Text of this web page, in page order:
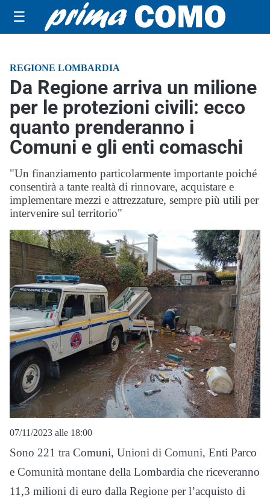
☰
REGIONE LOMBARDIA
Da Regione arriva un milione
per le protezioni civili: ecco
quanto prenderanno i
Comuni e gli enti comaschi
"Un finanziamento particolarmente importante poiché
consentirà a tante realtà di rinnovare, acquistare e
implementare mezzi e attrezzature, sempre più utili per
intervenire sul territorio"
07/11/2023 alle 18:00
Sono 221 tra Comuni, Unioni di Comuni, Enti Parco
e Comunità montane della Lombardia che riceveranno
11,3 milioni di euro dalla Regione per l’acquisto di